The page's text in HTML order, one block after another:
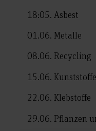
18:05. Asbest
01.06. Metalle
08.06. Recycling
15.06. Kunststoffe
22.06. Klebstoffe
29.06. Pflanzen